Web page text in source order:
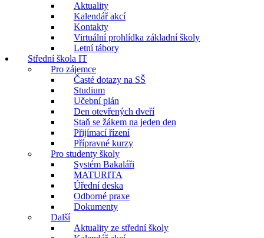
Aktuality
Kalendář akcí
Kontakty
Virtuální prohlídka základní školy
Letní tábory
Střední škola IT
Pro zájemce
Časté dotazy na SŠ
Studium
Učební plán
Den otevřených dveří
Staň se žákem na jeden den
Přijímací řízení
Přípravné kurzy
Pro studenty školy
Systém Bakaláři
MATURITA
Úřední deska
Odborné praxe
Dokumenty
Další
Aktuality ze střední školy